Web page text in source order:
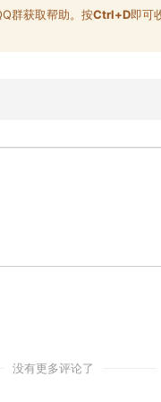
群获取帮助。按Ctrl+D即可
没有更多评论了